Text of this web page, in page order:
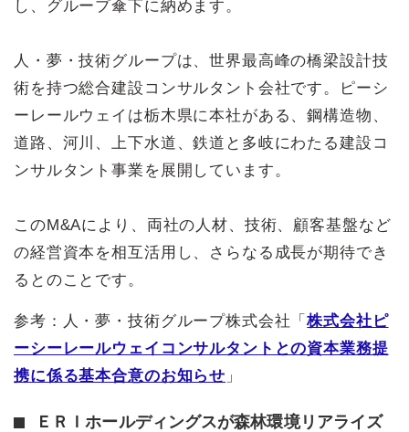
し、グループ傘下に納めます。
人・夢・技術グループは、世界最高峰の橋梁設計技
術を持つ総合建設コンサルタント会社です。ピーシ
ーレールウェイは栃木県に本社がある、鋼構造物、
道路、河川、上下水道、鉄道と多岐にわたる建設コ
ンサルタント事業を展開しています。
このM&Aにより、両社の人材、技術、顧客基盤など
の経営資本を相互活用し、さらなる成長が期待でき
るとのことです。
参考：人・夢・技術グループ株式会社「株式会社ピ
ーシーレールウェイコンサルタントとの資本業務提
携に係る基本合意のお知らせ 」
ＥＲＩホールディングスが森林環境リアライズ